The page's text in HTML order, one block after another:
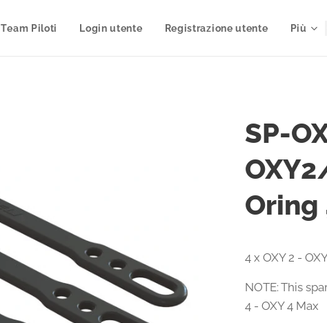
Team Piloti Login utente Registrazione utente Più
SP-
Oring
4 x OXY 2 -
NOTE: This
4 - OXY 4 Max